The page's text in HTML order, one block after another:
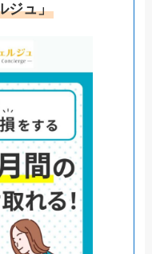
ジュ」